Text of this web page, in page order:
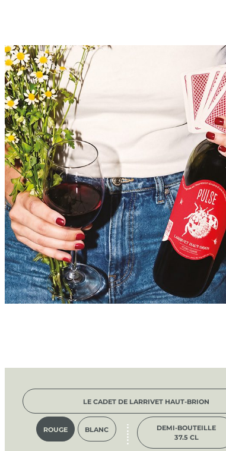
LE CADET DE LARRIVET HAUT-BRION
ROUGE BLANC
DEMI-BOUTEILLE
37.5 CL